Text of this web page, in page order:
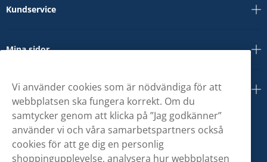
Kundservice
Mina sidor
Om oss
Vi använder cookies som är nödvändiga för att
webbplatsen ska fungera korrekt. Om du
samtycker genom att klicka på ”Jag godkänner”
använder vi och våra samarbetspartners också
cookies för att ge dig en personlig
shoppingupplevelse, analysera hur webbplatsen